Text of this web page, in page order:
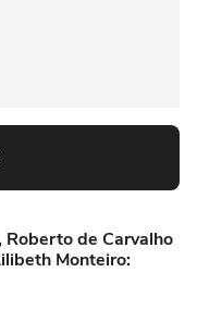
Roberto de Carvalho
Monteiro: